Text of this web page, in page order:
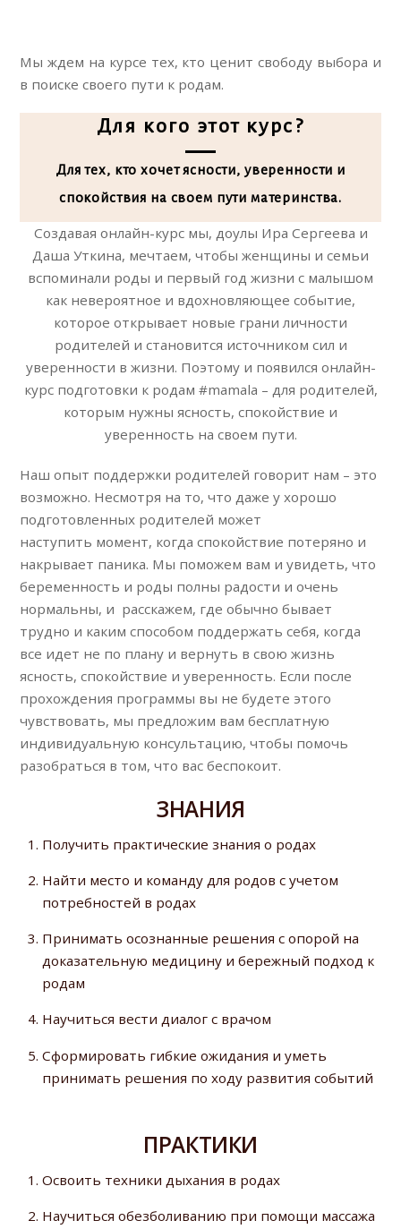
Мы ждем на курсе тех, кто ценит свободу выбора и
в поиске своего пути к родам.
Для кого этот курс?
Для тех, кто хочет ясности, уверенности и
спокойствия на своем пути материнства.
Создавая онлайн-курс мы, доулы Ира Сергеева и
Даша Уткина, мечтаем, чтобы женщины и семьи
вспоминали роды и первый год жизни с малышом
как невероятное и вдохновляющее событие,
которое открывает новые грани личности
родителей и становится источником сил и
уверенности в жизни. Поэтому и появился онлайн-
курс подготовки к родам #mamala – для родителей,
которым нужны ясность, спокойствие и
уверенность на своем пути.
Наш опыт поддержки родителей говорит нам – это
возможно. Несмотря на то, что даже у хорошо
подготовленных родителей может
наступить момент, когда спокойствие потеряно и
накрывает паника. Мы поможем вам и увидеть, что
беременность и роды полны радости и очень
нормальны, и расскажем, где обычно бывает
трудно и каким способом поддержать себя, когда
все идет не по плану и вернуть в свою жизнь
ясность, спокойствие и уверенность. Если после
прохождения программы вы не будете этого
чувствовать, мы предложим вам бесплатную
индивидуальную консультацию, чтобы помочь
разобраться в том, что вас беспокоит.
ЗНАНИЯ
Получить практические знания о родах
Найти место и команду для родов с учетом
потребностей в родах
Принимать осознанные решения с опорой на
доказательную медицину и бережный подход к
родам
Научиться вести диалог с врачом
Сформировать гибкие ожидания и уметь
принимать решения по ходу развития событий
ПРАКТИКИ
Освоить техники дыхания в родах
Научиться обезболиванию при помощи массажа